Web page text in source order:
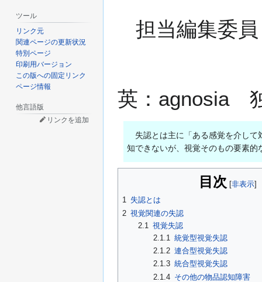
担当編集委
英：agnosia
失認とは主に「ある感覚を介して
知できないが、視覚そのもの要素的
目次
1 失認とは
2 視覚関連の失認
2.1
視覚失認
2.1.1
統覚型視覚失認
2.1.2 連合型視覚失認
2.1.3 統合型視覚失認
2.1.4 その他の物品認知障害
ツール
リンク元
関連ページの更新状況
特別ページ
印刷用バージョン
この版への固定リンク
ページ情報
他言語版
リンクを追加